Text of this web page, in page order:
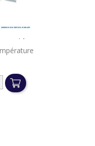
rapide